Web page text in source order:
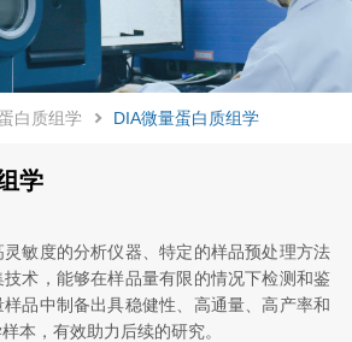
白质组学 DIA微量蛋白质组学
学
敏度的分析仪器、特定的样品预处理方法
术，能够在样品量有限的情况下检测和鉴
品中制备出具稳健性、高通量、高产率和
本，有效助力后续的研究。